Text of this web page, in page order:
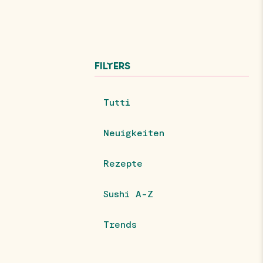
FILTERS
Tutti
Neuigkeiten
Rezepte
Sushi A-Z
Trends